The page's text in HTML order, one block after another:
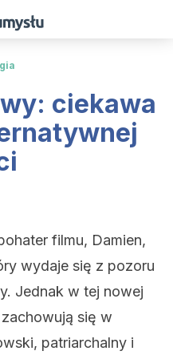
ciekawa
filmu, Damien,
wydaje się z pozoru
Jednak w tej nowej
się w
patriarchalny i